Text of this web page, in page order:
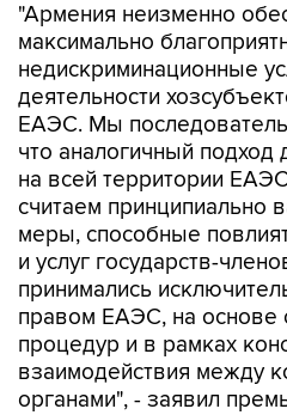
"Армения неизменно
максимально
недискриминационные
деятельности
ЕАЭС. Мы
что аналогичный подход
на всей территории
считаем
меры, способные
и услуг государств-
принимались
правом ЕАЭС, на основе
процедур и в рамках
взаимодействия между
органами", - заявил